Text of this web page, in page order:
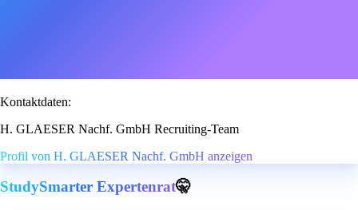
Kontaktdaten:
H. GLAESER Nachf. GmbH Recruiting-Team
Profil von H. GLAESER Nachf. GmbH anzeigen
StudySmarter Expertenrat🤫